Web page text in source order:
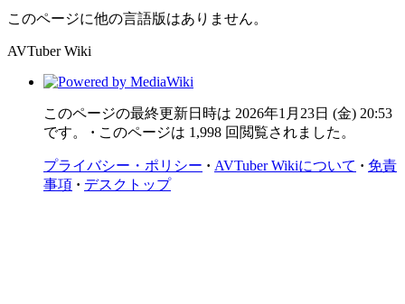
このページに他の言語版はありません。
AVTuber Wiki
このページの最終更新日時は 2026年1月23日 (金) 20:53
です。
このページは 1,998 回閲覧されました。
プライバシー・ポリシー AVTuber Wikiについて
免責
事項
デスクトップ